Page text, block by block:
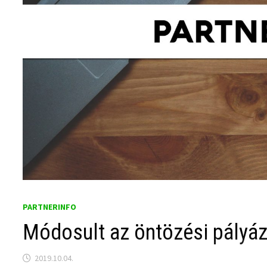
PARTNERINFO
Módosult az öntözési
2019.10.04.